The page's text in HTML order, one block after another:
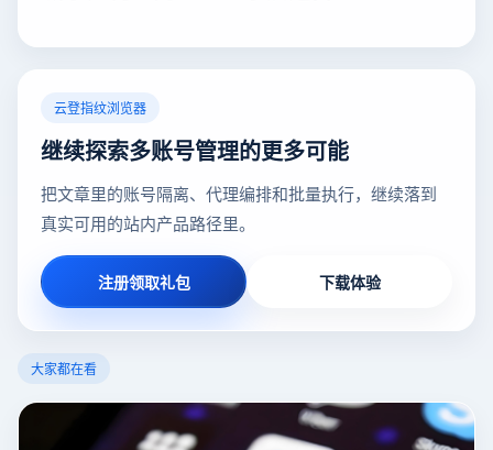
云登指纹浏览器
继续探索多账号管理的更多可能
把文章里的账号隔离、代理编排和批量执行，继续落到
真实可用的站内产品路径里。
注册领取礼包 下载体验
大家都在看